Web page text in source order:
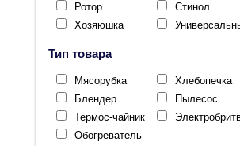
Ротор
Стинол
Хозяюшка
Тип товара
Мясорубка
Хлебопечка
Блендер
Пылесос
Термос-чайник
Обогреватель